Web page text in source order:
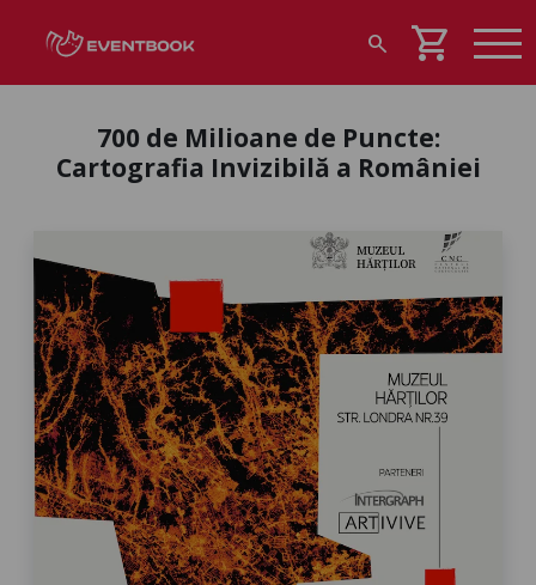
search shopping_cart
700 de Milioane de Puncte:
Cartografia Invizibilă a României